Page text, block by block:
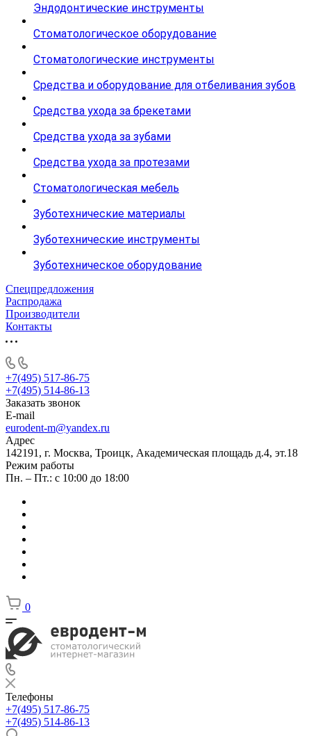
Эндодонтические инструменты
Стоматологическое оборудование
Стоматологические инструменты
Средства и оборудование для отбеливания зубов
Средства ухода за брекетами
Средства ухода за зубами
Средства ухода за протезами
Стоматологическая мебель
Зуботехнические материалы
Зуботехнические инструменты
Зуботехническое оборудование
Спецпредложения
Распродажа
Производители
Контакты
+7(495) 517-86-75
+7(495) 514-86-13
Заказать звонок
E-mail
eurodent-m@yandex.ru
Адрес
142191, г. Москва, Троицк, Академическая площадь д.4, эт.18
Режим работы
Пн. – Пт.: с 10:00 до 18:00
0
Телефоны
+7(495) 517-86-75
+7(495) 514-86-13